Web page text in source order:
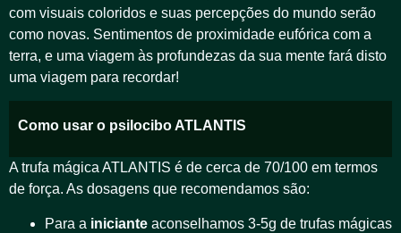
com visuais coloridos e suas percepções do mundo serão
como novas. Sentimentos de proximidade eufórica com a
terra, e uma viagem às profundezas da sua mente fará disto
uma viagem para recordar!
Como usar o psilocibo ATLANTIS
A trufa mágica ATLANTIS é de cerca de 70/100 em termos
de força. As dosagens que recomendamos são:
Para a iniciante aconselhamos 3-5g de trufas mágicas